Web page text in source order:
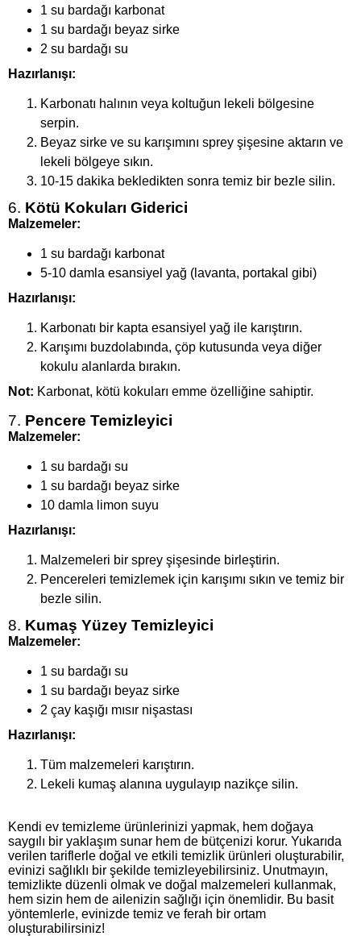
1 su bardağı karbonat
1 su bardağı beyaz sirke
2 su bardağı su
Hazırlanışı:
Karbonatı halının veya koltuğun lekeli bölgesine
serpin.
Beyaz sirke ve su karışımını sprey şişesine aktarın ve
lekeli bölgeye sıkın.
10-15 dakika bekledikten sonra temiz bir bezle silin.
6. Kötü Kokuları Giderici
Malzemeler:
1 su bardağı karbonat
5-10 damla esansiyel yağ (lavanta, portakal gibi)
Hazırlanışı:
Karbonatı bir kapta esansiyel yağ ile karıştırın.
Karışımı buzdolabında, çöp kutusunda veya diğer
kokulu alanlarda bırakın.
Not: Karbonat, kötü kokuları emme özelliğine sahiptir.
7. Pencere Temizleyici
Malzemeler:
1 su bardağı su
1 su bardağı beyaz sirke
10 damla limon suyu
Hazırlanışı:
Malzemeleri bir sprey şişesinde birleştirin.
Pencereleri temizlemek için karışımı sıkın ve temiz bir
bezle silin.
8. Kumaş Yüzey Temizleyici
Malzemeler:
1 su bardağı su
1 su bardağı beyaz sirke
2 çay kaşığı mısır nişastası
Hazırlanışı:
Tüm malzemeleri karıştırın.
Lekeli kumaş alanına uygulayıp nazikçe silin.
Kendi ev temizleme ürünlerinizi yapmak, hem doğaya
saygılı bir yaklaşım sunar hem de bütçenizi korur. Yukarıda
verilen tariflerle doğal ve etkili temizlik ürünleri oluşturabilir,
evinizi sağlıklı bir şekilde temizleyebilirsiniz. Unutmayın,
temizlikte düzenli olmak ve doğal malzemeleri kullanmak,
hem sizin hem de ailenizin sağlığı için önemlidir. Bu basit
yöntemlerle, evinizde temiz ve ferah bir ortam
oluşturabilirsiniz!